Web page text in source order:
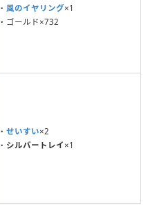
・ 風のイヤリング×1
・ゴールド×732
・ せいすい×2
・ シルバートレイ ×1